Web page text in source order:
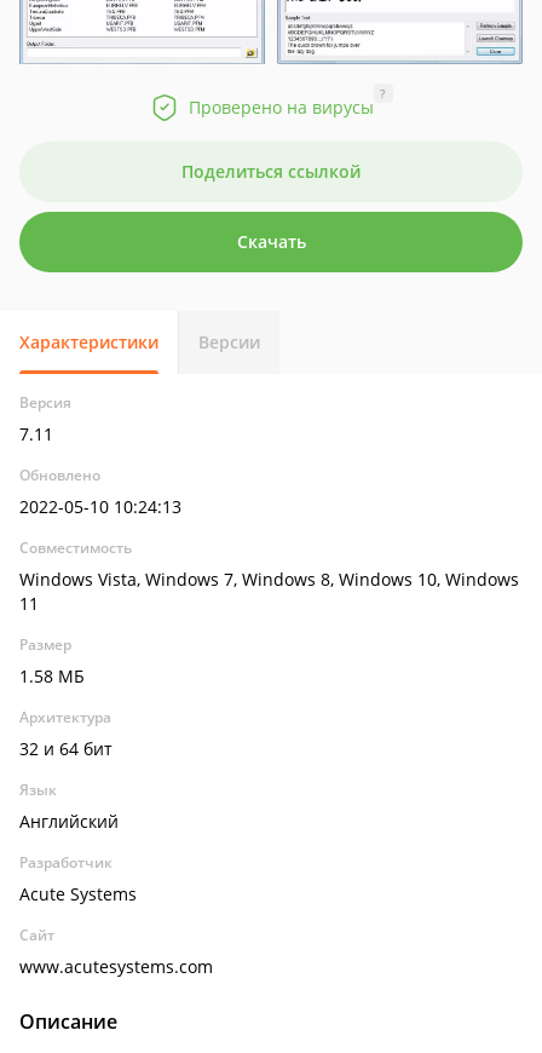
Проверено на вирусы
?
Поделиться ссылкой
Скачать
Характеристики Версии
Версия
7.11
Обновлено
2022-05-10 10:24:13
Совместимость
Windows Vista, Windows 7, Windows 8, Windows 10, Windows
11
Размер
1.58 МБ
Архитектура
32 и 64 бит
Язык
Английский
Разработчик
Acute Systems
Сайт
www.acutesystems.com
Описание